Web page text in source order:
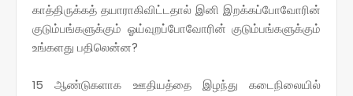
காத்திருக்கத் தயாராகிவிட்டதால் இனி இறக்கப்போவோரின்
குடும்பங்களுக்கும் ஓய்வுறப்போவோரின் குடும்பங்களுக்கும்
உங்களது பதிலென்ன?
15 ஆண்டுகளாக ஊதியத்தை இழந்து கடைநிலையில்